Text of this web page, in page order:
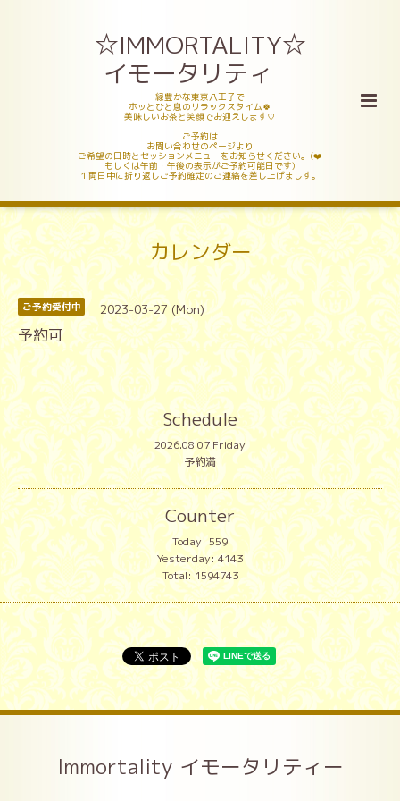
☆IMMORTALITY☆
イモータリティ
緑豊かな東京八王子で
ホッとひと息のリラックスタイム🍀
美味しいお茶と笑顔でお迎えします♡
ご予約は
お問い合わせのページより
ご希望の日時とセッションメニューをお知らせください。(❤️
もしくは午前・午後の表示がご予約可能日です)
１両日中に折り返しご予約確定のご連絡を差し上げましす。
カレンダー
ご予約受付中 2023-03-27 (Mon)
予約可
Schedule
2026.08.07 Friday
予約満
Counter
Today:559
Yesterday:4143
Total:1594743
Immortality イモータリティー